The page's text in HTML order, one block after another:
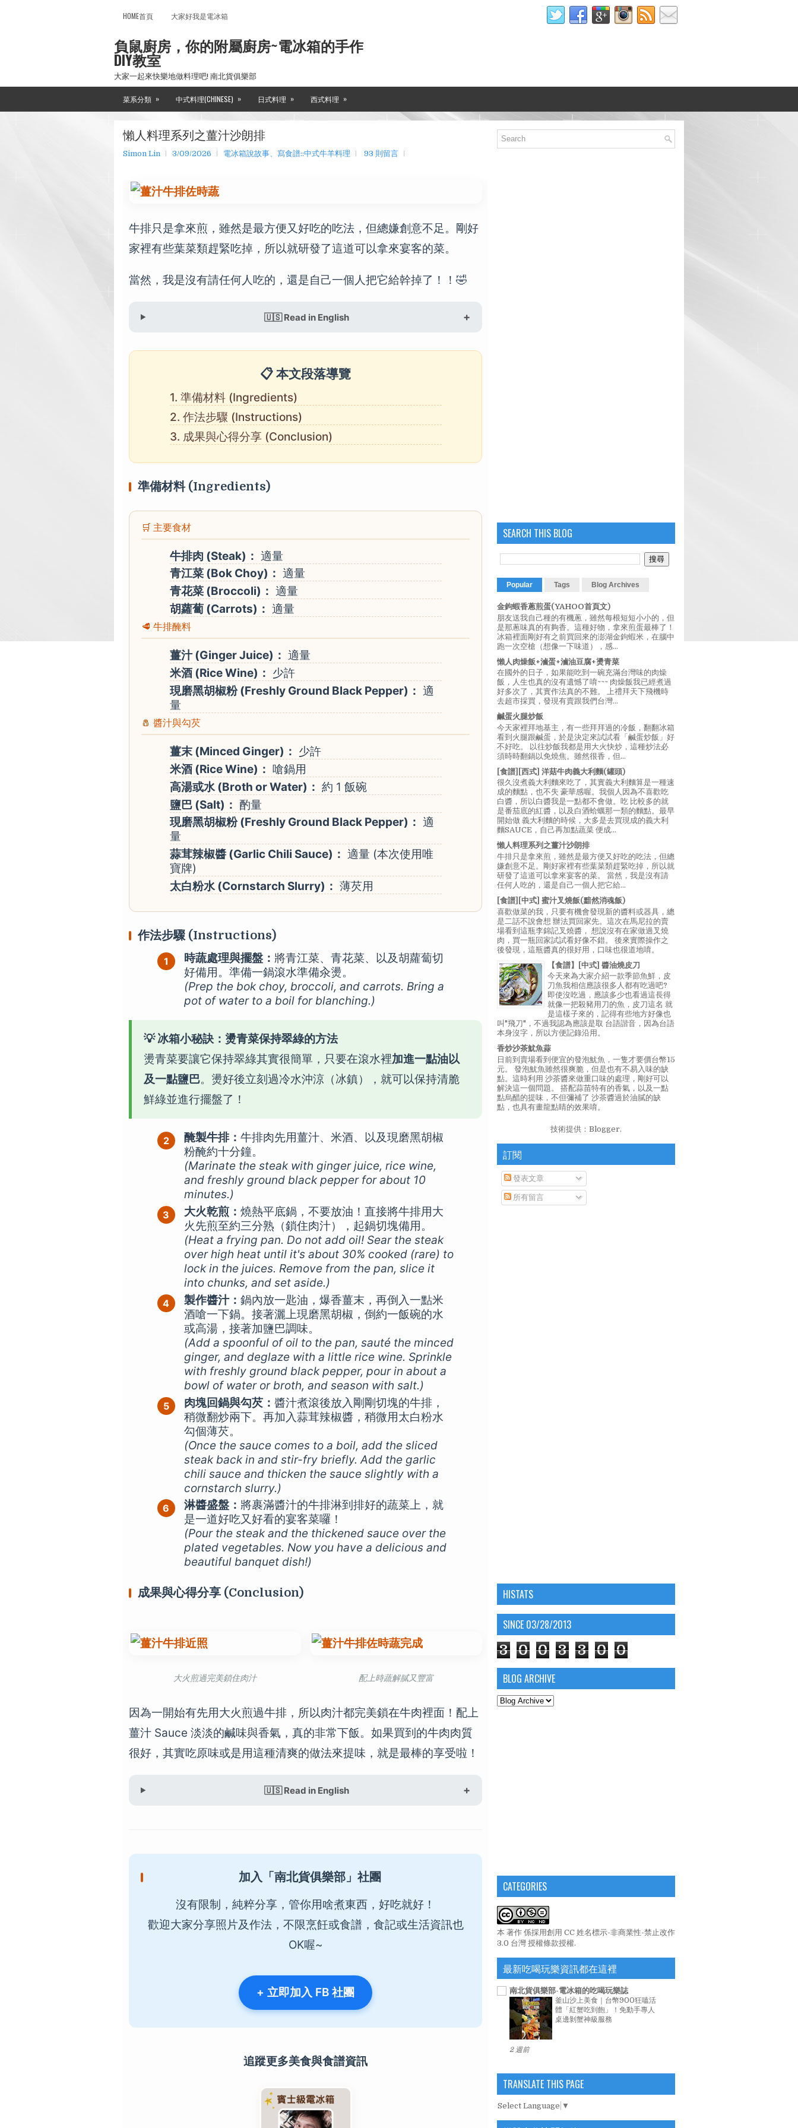
HOME首頁 大家好我是電冰箱
負鼠廚房，你的附屬廚房~電冰箱的手作
DIY教室
大家一起來快樂地做料理吧! 南北貨俱樂部
菜系分類 » 中式料理(CHINESE) » 日式料理 » 西式料理 »
懶人料理系列之薑汁沙朗排
Simon Lin 3/09/2026 電冰箱說故事、寫食譜::中式牛羊料理 93 則留言
牛排只是拿來煎，雖然是最方便又好吃的吃法，但總嫌創意不足。剛好
家裡有些葉菜類趕緊吃掉，所以就研發了這道可以拿來宴客的菜。
當然，我是沒有請任何人吃的，還是自己一個人把它給幹掉了！！🤣
🇺🇸 Read in English
📋 本文段落導覽
1. 準備材料 (Ingredients)
2. 作法步驟 (Instructions)
3. 成果與心得分享 (Conclusion)
準備材料 (Ingredients)
🛒 主要食材
牛排肉 (Steak)： 適量
青江菜 (Bok Choy)： 適量
青花菜 (Broccoli)： 適量
胡蘿蔔 (Carrots)： 適量
🥩 牛排醃料
薑汁 (Ginger Juice)： 適量
米酒 (Rice Wine)： 少許
現磨黑胡椒粉 (Freshly Ground Black Pepper)： 適
量
🧂 醬汁與勾芡
薑末 (Minced Ginger)： 少許
米酒 (Rice Wine)： 嗆鍋用
高湯或水 (Broth or Water)： 約 1 飯碗
鹽巴 (Salt)： 酌量
現磨黑胡椒粉 (Freshly Ground Black Pepper)： 適
量
蒜茸辣椒醬 (Garlic Chili Sauce)： 適量 (本次使用唯
寶牌)
太白粉水 (Cornstarch Slurry)： 薄芡用
作法步驟 (Instructions)
時蔬處理與擺盤： 將青江菜、青花菜、以及胡蘿蔔切
好備用。準備一鍋滾水準備汆燙。
(Prep the bok choy, broccoli, and carrots. Bring a
pot of water to a boil for blanching.)
💡 冰箱小秘訣：燙青菜保持翠綠的方法
燙青菜要讓它保持翠綠其實很簡單，只要在滾水裡加進一點油以
及一點鹽巴。燙好後立刻過冷水沖涼（冰鎮），就可以保持清脆
鮮綠並進行擺盤了！
醃製牛排： 牛排肉先用薑汁、米酒、以及現磨黑胡椒
粉醃約十分鐘。
(Marinate the steak with ginger juice, rice wine,
and freshly ground black pepper for about 10
minutes.)
大火乾煎： 燒熱平底鍋，不要放油！直接將牛排用大
火先煎至約三分熟（鎖住肉汁），起鍋切塊備用。
(Heat a frying pan. Do not add oil! Sear the steak
over high heat until it's about 30% cooked (rare) to
lock in the juices. Remove from the pan, slice it
into chunks, and set aside.)
製作醬汁： 鍋內放一匙油，爆香薑末，再倒入一點米
酒嗆一下鍋。接著灑上現磨黑胡椒，倒約一飯碗的水
或高湯，接著加鹽巴調味。
(Add a spoonful of oil to the pan, sauté the minced
ginger, and deglaze with a little rice wine. Sprinkle
with freshly ground black pepper, pour in about a
bowl of water or broth, and season with salt.)
肉塊回鍋與勾芡： 醬汁煮滾後放入剛剛切塊的牛排，
稍微翻炒兩下。再加入蒜茸辣椒醬，稍微用太白粉水
勾個薄芡。
(Once the sauce comes to a boil, add the sliced
steak back in and stir-fry briefly. Add the garlic
chili sauce and thicken the sauce slightly with a
cornstarch slurry.)
淋醬盛盤： 將裹滿醬汁的牛排淋到排好的蔬菜上，就
是一道好吃又好看的宴客菜囉！
(Pour the steak and the thickened sauce over the
plated vegetables. Now you have a delicious and
beautiful banquet dish!)
成果與心得分享 (Conclusion)
大火煎過完美鎖住肉汁 配上時蔬解膩又豐富
因為一開始有先用大火煎過牛排，所以肉汁都完美鎖在牛肉裡面！配上
薑汁 Sauce 淡淡的鹹味與香氣，真的非常下飯。如果買到的牛肉肉質
很好，其實吃原味或是用這種清爽的做法來提味，就是最棒的享受啦！
🇺🇸 Read in English
加入「南北貨俱樂部」社團
沒有限制，純粹分享，管你用啥煮東西，好吃就好！
歡迎大家分享照片及作法，不限烹飪或食譜，食記或生活資訊也
OK喔~
+ 立即加入 FB 社團
追蹤更多美食與食譜資訊
SEARCH THIS BLOG
Popular Tags Blog Archives
金鉤蝦香蔥煎蛋(YAHOO首頁文)
朋友送我自己種的有機蔥，雖然每根短短小小的，但
是那蔥味真的有夠香。這種好物，拿來煎蛋最棒了！
冰箱裡面剛好有之前買回來的澎湖金鉤蝦米，在腦中
跑一次空槍（想像一下味道），感...
懶人肉燥飯+滷蛋+滷油豆腐+燙青菜
在國外的日子，如果能吃到一碗充滿台灣味的肉燥
飯，人生也真的沒有遺憾了唷~~~ 肉燥飯我已經煮過
好多次了，其實作法真的不難。 上禮拜天下飛機時
去超市採買，發現有賣跟我們台灣...
鹹蛋火腿炒飯
今天家裡拜地基主，有一些拜拜過的冷飯，翻翻冰箱
看到火腿跟鹹蛋，於是決定來試試看「鹹蛋炒飯」好
不好吃。 以往炒飯我都是用大火快炒，這種炒法必
須時時翻鍋以免燒焦。雖然很香，但...
[食譜][西式] 洋菇牛肉義大利麵(罐頭)
很久沒煮義大利麵來吃了，其實義大利麵算是一種速
成的麵點，也不失 豪華感喔。我個人因為不喜歡吃
白醬，所以白醬我是一點都不會做。吃 比較多的就
是番茄底的紅醬，以及白酒蛤蠣那一類的麵點。最早
開始做 義大利麵的時候，大多是去買現成的義大利
麵SAUCE，自己再加點蔬菜 便成...
懶人料理系列之薑汁沙朗排
牛排只是拿來煎，雖然是最方便又好吃的吃法，但總
嫌創意不足。剛好家裡有些葉菜類趕緊吃掉，所以就
研發了這道可以拿來宴客的菜。 當然，我是沒有請
任何人吃的，還是自己一個人把它給...
[食譜][中式] 蜜汁叉燒飯(黯然消魂飯)
喜歡做菜的我，只要有機會發現新的醬料或器具，總
是二話不說會想 辦法買回家先。這次在馬尼拉的賣
場看到這瓶李錦記叉燒醬， 想說沒有在家做過叉燒
肉，買一瓶回家試試看好像不錯。 後來實際操作之
後發現，這瓶醬真的很好用，口味也很道地唷。
【食譜】[中式] 醬油燒皮刀
今天來為大家介紹一款季節魚鮮，皮
刀魚我相信應該很多人都有吃過吧?
即使沒吃過，應該多少也看過這長得
就像一把殺豬用刀的魚，皮刀這名 就
是這樣子來的，記得有些地方好像也
叫"飛刀"，不過我認為應該是取 台語諧音，因為台語
本身沒字，所以方便記錄沿用。
香炒沙茶魷魚蒜
日前到賣場看到便宜的發泡魷魚，一隻才要價台幣15
元。 發泡魷魚雖然很爽脆，但是也有不易入味的缺
點。這時利用 沙茶醬來做重口味的處理，剛好可以
解決這一個問題。 搭配蒜苗特有的香氣，以及一點
點烏醋的提味，不但彌補了 沙茶醬過於油膩的缺
點，也具有畫龍點睛的效果唷。
技術提供： Blogger.
訂閱
發表文章
所有留言
HISTATS
SINCE 03/28/2013
3 0 0 3 3 0 0
BLOG ARCHIVE
CATEGORIES
本 著作 係採用創用 CC 姓名標示-非商業性-禁止改作
3.0 台灣 授權條款授權.
最新吃喝玩樂資訊都在這裡
南北貨俱樂部-電冰箱的吃喝玩樂誌
釜山沙上美食｜台幣900狂嗑活
體「紅蟹吃到飽」！免動手專人
桌邊剝蟹神級服務
2 週前
TRANSLATE THIS PAGE
Select Language ▼